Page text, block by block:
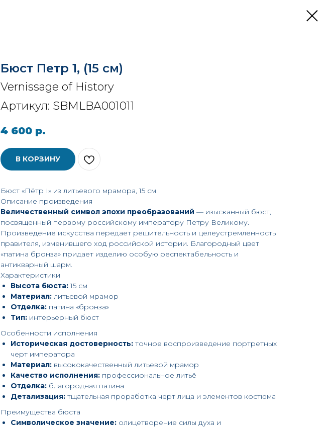
Бюст Петр 1, (15 см)
Vernissage of History
Артикул: SBMLBA001011
4 600 р.
В КОРЗИНУ
Бюст «Пётр I» из литьевого мрамора, 15 см
Описание произведения
Величественный символ эпохи преобразований — изысканный бюст,
посвященный первому российскому императору Петру Великому.
Произведение искусства передает решительность и целеустремленность
правителя, изменившего ход российской истории. Благородный цвет
«патина бронза» придает изделию особую респектабельность и
антикварный шарм.
Характеристики
Высота бюста:15 см
Материал: литьевой мрамор
Отделка: патина «бронза»
Тип: интерьерный бюст
Особенности исполнения
Историческая достоверность: точное воспроизведение портретных
черт императора
Материал: высококачественный литьевой мрамор
Качество исполнения: профессиональное литьё
Отделка: благородная патина
Детализация: тщательная проработка черт лица и элементов костюма
Преимущества бюста
Символическое значение: олицетворение силы духа и